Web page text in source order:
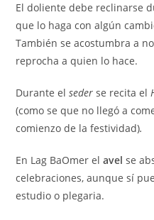
El doliente debe reclinarse
que lo haga con algún
También se acostumbra a
reprocha a quien lo hace.
Durante elseder se recita el
(como se que no llegó a
comienzo de la festividad).
En Lag BaOmer elavel se
celebraciones, aunque sí
estudio o plegaria.